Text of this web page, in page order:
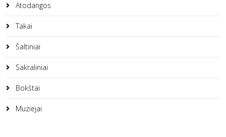
Atodangos
Takai
Šaltiniai
Sakraliniai
Bokštai
Muziejai